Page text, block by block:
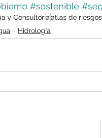
#sostenible
y Consultoríaatlas de riesgos
Hidrología